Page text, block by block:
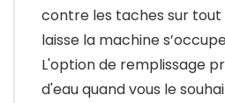
contre les taches sur
laisse la machine
L'option de remplissage
d'eau quand vous le